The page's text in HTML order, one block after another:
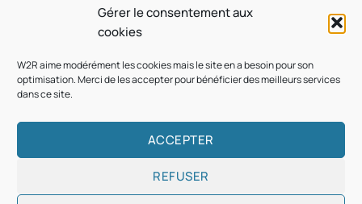
Gérer le consentement aux
cookies
W2R aime modérément les cookies mais le site en a besoin pour son
optimisation. Merci de les accepter pour bénéficier des meilleurs services
dans ce site.
ACCEPTER
REFUSER
MUSICALE
Souvenir : 1996
On05/03/2026byWebmaster2Risi
Copyright © 2026